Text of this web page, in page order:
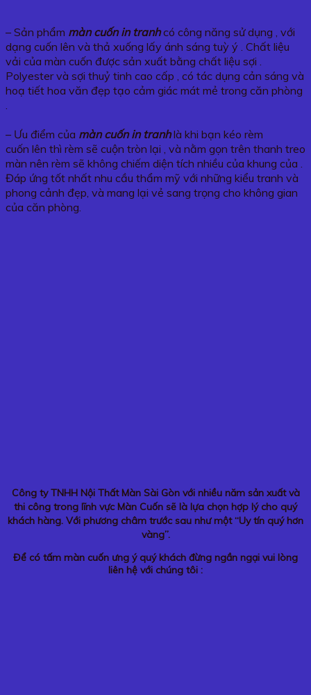
– Sản phẩm màn cuốn in tranhcó công năng sử dụng , với
dạng cuốn lên và thả xuống lấy ánh sáng tuỳ ý . Chất liệu
vải của màn cuốn được sản xuất bằng chất liệu sợi .
Polyester và sợi thuỷ tinh cao cấp , có tác dụng cản sáng và
hoạ tiết hoa văn đẹp tạo cảm giác mát mẻ trong căn phòng
– Ưu điểm của màn cuốn in tranhlà khi bạn kéo rèm
cuốn lên thì rèm sẽ cuộn tròn lại , và nằm gọn trên thanh treo
màn nên rèm sẽ không chiếm diện tích nhiều của khung của .
Đáp ứng tốt nhất nhu cầu thẩm mỹ với những kiểu tranh và
phong cảnh đẹp, và mang lại vẻ sang trọng cho không gian
của căn phòng.
Công ty TNHH Nội Thất Màn Sài Gòn với nhiều năm sản xuất và
thi công trong lĩnh vực Màn Cuốn sẽ là lựa chọn hợp lý cho quý
khách hàng. Với phương châm trước sau như một “Uy tín quý hơn
vàng”.
Để có tấm màn cuốn ưng ý quý khách đừng ngần ngại vui lòng
liên hệ với chúng tôi :